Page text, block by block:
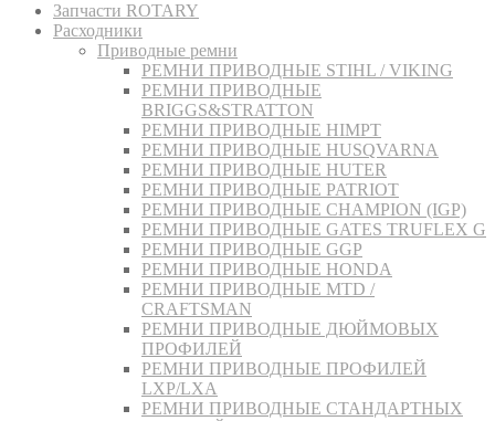
Запчасти ROTARY
Расходники
Приводные ремни
РЕМНИ ПРИВОДНЫЕ STIHL / VIKING
РЕМНИ ПРИВОДНЫЕ
BRIGGS&STRATTON
РЕМНИ ПРИВОДНЫЕ HIMPT
РЕМНИ ПРИВОДНЫЕ HUSQVARNA
РЕМНИ ПРИВОДНЫЕ HUTER
РЕМНИ ПРИВОДНЫЕ PATRIOT
РЕМНИ ПРИВОДНЫЕ CHAMPION (IGP)
РЕМНИ ПРИВОДНЫЕ GATES TRUFLEX G
РЕМНИ ПРИВОДНЫЕ GGP
РЕМНИ ПРИВОДНЫЕ HONDA
РЕМНИ ПРИВОДНЫЕ MTD /
CRAFTSMAN
РЕМНИ ПРИВОДНЫЕ ДЮЙМОВЫХ
ПРОФИЛЕЙ
РЕМНИ ПРИВОДНЫЕ ПРОФИЛЕЙ
LXP/LXA
РЕМНИ ПРИВОДНЫЕ СТАНДАРТНЫХ